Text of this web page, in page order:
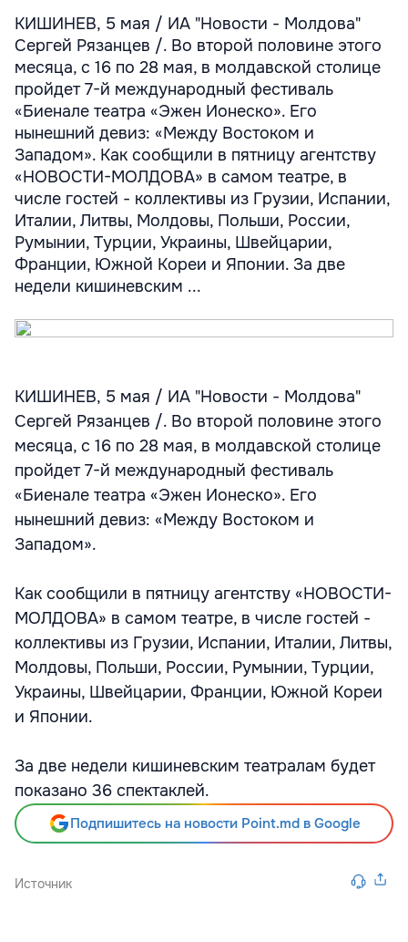
КИШИНЕВ, 5 мая / ИА "Новости - Молдова"
Сергей Рязанцев /. Во второй половине этого
месяца, с 16 по 28 мая, в молдавской столице
пройдет 7-й международный фестиваль
«Биенале театра «Эжен Ионеско». Его
нынешний девиз: «Между Востоком и
Западом». Как сообщили в пятницу агентству
«НОВОСТИ-МОЛДОВА» в самом театре, в
числе гостей - коллективы из Грузии, Испании,
Италии, Литвы, Молдовы, Польши, России,
Румынии, Турции, Украины, Швейцарии,
Франции, Южной Кореи и Японии. За две
недели кишиневским ...
КИШИНЕВ, 5 мая / ИА "Новости - Молдова"
Сергей Рязанцев /. Во второй половине этого
месяца, с 16 по 28 мая, в молдавской столице
пройдет 7-й международный фестиваль
«Биенале театра «Эжен Ионеско». Его
нынешний девиз: «Между Востоком и
Западом».
Как сообщили в пятницу агентству «НОВОСТИ-
МОЛДОВА» в самом театре, в числе гостей -
коллективы из Грузии, Испании, Италии, Литвы,
Молдовы, Польши, России, Румынии, Турции,
Украины, Швейцарии, Франции, Южной Кореи
и Японии.
За две недели кишиневским театралам будет
показано 36 спектаклей.
Подпишитесь на новости Point.md в Google
Источник